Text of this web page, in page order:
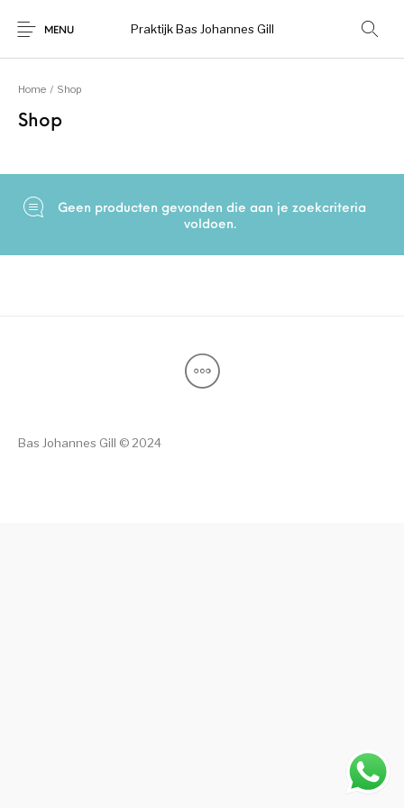
MENU Praktijk Bas Johannes Gill
Home / Shop
Shop
Geen producten gevonden die aan je zoekcriteria
voldoen.
Bas Johannes Gill © 2024